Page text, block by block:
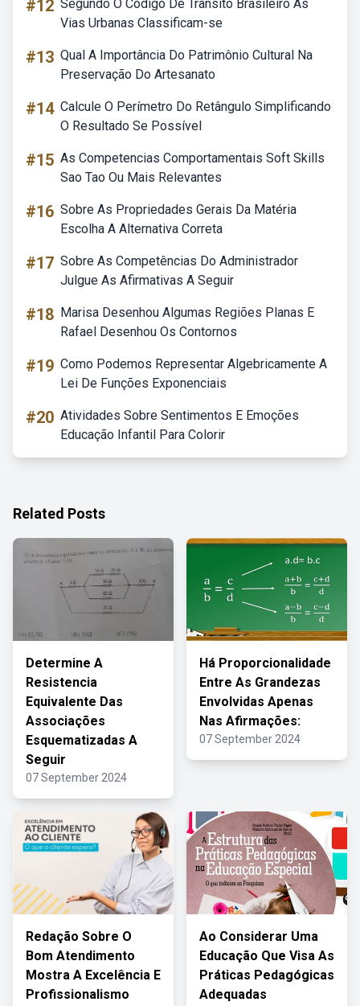
#12 Segundo O Código De Trânsito Brasileiro As
Vias Urbanas Classificam-se
#13 Qual A Importância Do Patrimônio Cultural Na
Preservação Do Artesanato
#14 Calcule O Perímetro Do Retângulo Simplificando
O Resultado Se Possível
#15 As Competencias Comportamentais Soft Skills
Sao Tao Ou Mais Relevantes
#16 Sobre As Propriedades Gerais Da Matéria
Escolha A Alternativa Correta
#17 Sobre As Competências Do Administrador
Julgue As Afirmativas A Seguir
#18 Marisa Desenhou Algumas Regiões Planas E
Rafael Desenhou Os Contornos
#19 Como Podemos Representar Algebricamente A
Lei De Funções Exponenciais
#20 Atividades Sobre Sentimentos E Emoções
Educação Infantil Para Colorir
Related Posts
Determine A
Resistencia
Equivalente Das
Associações
Esquematizadas A
Seguir
07 September 2024
Há Proporcionalidade
Entre As Grandezas
Envolvidas Apenas
Nas Afirmações:
07 September 2024
Redação Sobre O
Bom Atendimento
Mostra A Excelência E
Profissionalismo
Ao Considerar Uma
Educação Que Visa As
Práticas Pedagógicas
Adequadas